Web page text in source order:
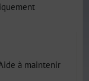
à maintenir